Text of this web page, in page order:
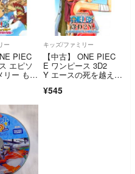
ー
PIEC
エピソ
リー もう
ち] [DV
キッズ/ファミリー
【中古】 ONE PIEC
E ワンピース 3D2
Y エースの死を越え
誓い [レンタル落
¥545